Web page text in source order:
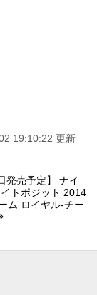
19:10:22 更新
発売予定】 ナイ
トポジット 2014
ム ロイヤル-チー